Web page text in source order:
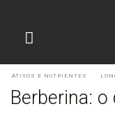
ATIVOS E NUTRIENTES
Berberina: